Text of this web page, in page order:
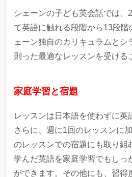
シェーンの子ども英会話では、
て英語に触れる段階から13段
ェーン独自のカリキュラムとシ
則った最適なレッスンを受ける
家庭学習と宿題
レッスンは日本語を使わずに英
さらに、週に1回のレッスンに
のレッスンでの宿題にも取り組
学んだ英語を家庭学習でもしっ
ができます。その他にも、習得